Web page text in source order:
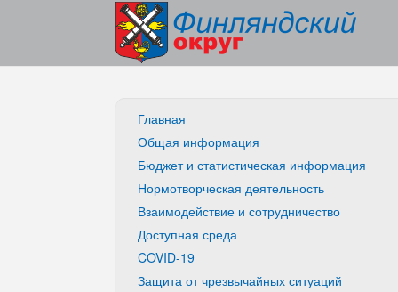
Главная
Общая информация
Бюджет и статистическая информация
Нормотворческая деятельность
Взаимодействие и сотрудничество
Доступная среда
COVID-19
Защита от чрезвычайных ситуаций